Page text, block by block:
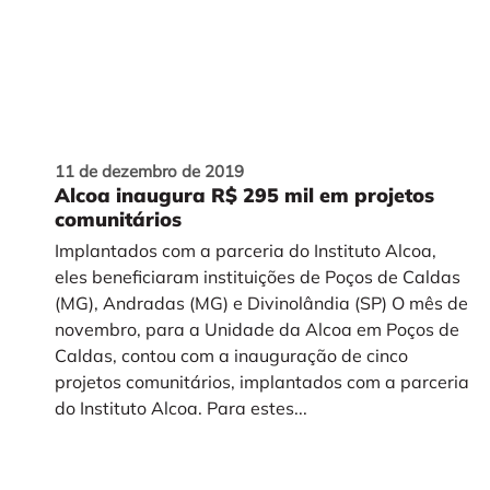
11 de dezembro de 2019
Alcoa inaugura R$ 295 mil em projetos
comunitários
Implantados com a parceria do Instituto Alcoa,
eles beneficiaram instituições de Poços de Caldas
(MG), Andradas (MG) e Divinolândia (SP) O mês de
novembro, para a Unidade da Alcoa em Poços de
Caldas, contou com a inauguração de cinco
projetos comunitários, implantados com a parceria
do Instituto Alcoa. Para estes...